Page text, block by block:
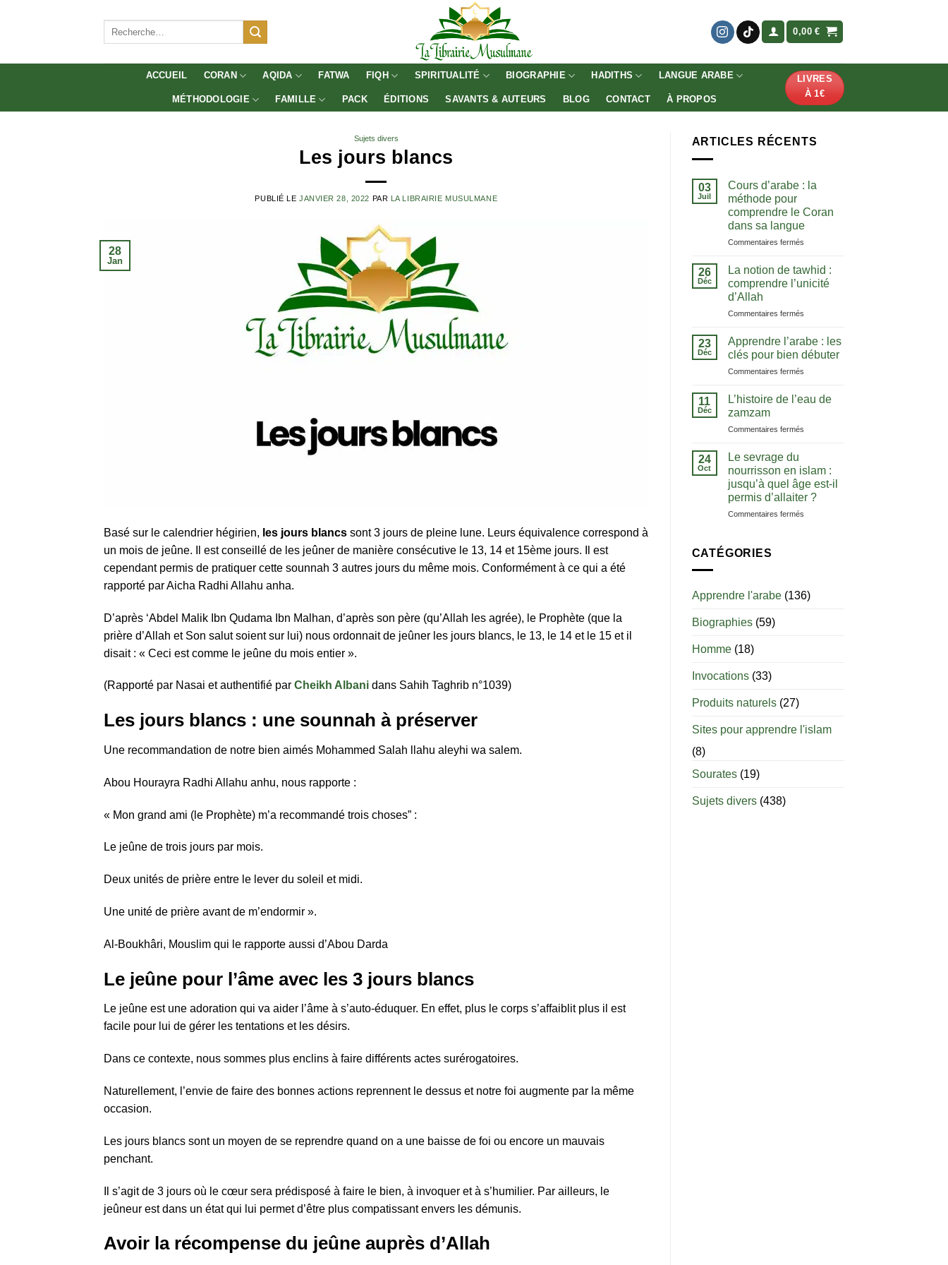
0,00€
ACCUEIL CORAN AQIDA FATWA FIQH SPIRITUALITÉ BIOGRAPHIE HADITHS LANGUE ARABE
MÉTHODOLOGIE FAMILLE PACK ÉDITIONS SAVANTS & AUTEURS BLOG CONTACT À PROPOS
LIVRES
À 1€
Sujets divers
Les jours blancs
PUBLIÉ LE JANVIER 28, 2022 PAR LA LIBRAIRIE MUSULMANE
28
Jan
Basé sur le calendrier hégirien, les jours blancs sont 3 jours de pleine lune. Leurs équivalence correspond à
un mois de jeûne. Il est conseillé de les jeûner de manière consécutive le 13, 14 et 15ème jours. Il est
cependant permis de pratiquer cette sounnah 3 autres jours du même mois. Conformément à ce qui a été
rapporté par Aicha Radhi Allahu anha.
D’après ‘Abdel Malik Ibn Qudama Ibn Malhan, d’après son père (qu’Allah les agrée), le Prophète (que la
prière d’Allah et Son salut soient sur lui) nous ordonnait de jeûner les jours blancs, le 13, le 14 et le 15 et il
disait : « Ceci est comme le jeûne du mois entier ».
(Rapporté par Nasai et authentifié par Cheikh Albani dans Sahih Taghrib n°1039)
Les jours blancs : une sounnah à préserver
Une recommandation de notre bien aimés Mohammed Salah llahu aleyhi wa salem.
Abou Hourayra Radhi Allahu anhu, nous rapporte :
« Mon grand ami (le Prophète) m’a recommandé trois choses” :
Le jeûne de trois jours par mois.
Deux unités de prière entre le lever du soleil et midi.
Une unité de prière avant de m’endormir ».
Al-Boukhâri, Mouslim qui le rapporte aussi d’Abou Darda
Le jeûne pour l’âme avec les 3 jours blancs
Le jeûne est une adoration qui va aider l’âme à s’auto-éduquer. En effet, plus le corps s’affaiblit plus il est
facile pour lui de gérer les tentations et les désirs.
Dans ce contexte, nous sommes plus enclins à faire différents actes surérogatoires.
Naturellement, l’envie de faire des bonnes actions reprennent le dessus et notre foi augmente par la même
occasion.
Les jours blancs sont un moyen de se reprendre quand on a une baisse de foi ou encore un mauvais
penchant.
Il s’agit de 3 jours où le cœur sera prédisposé à faire le bien, à invoquer et à s’humilier. Par ailleurs, le
jeûneur est dans un état qui lui permet d’être plus compatissant envers les démunis.
Avoir la récompense du jeûne auprès d’Allah
ARTICLES RÉCENTS
03
Juil
Cours d’arabe : la
méthode pour
comprendre le Coran
dans sa langue
Commentaires ferméssur
d’arabe
la
pour
le
Coran
dans
sa
26
Déc
La notion de tawhid :
comprendre l’unicité
d’Allah
Commentaires ferméssur
notion
de
tawhid
:
l’unicité
23
Déc
Apprendre l’arabe : les
clés pour bien débuter
Commentaires ferméssur
l’arabe
clés
débuter
11
Déc
L’histoire de l’eau de
zamzam
Commentaires ferméssur
l’eau
de
zamzam
24
Oct
Le sevrage du
nourrisson en islam :
jusqu’à quel âge est-il
permis d’allaiter ?
Commentaires ferméssur
:
CATÉGORIES
Apprendre l'arabe(136)
Biographies(59)
Homme(18)
Invocations(33)
Produits naturels(27)
Sites pour apprendre l'islam
(8)
Sourates(19)
Sujets divers(438)